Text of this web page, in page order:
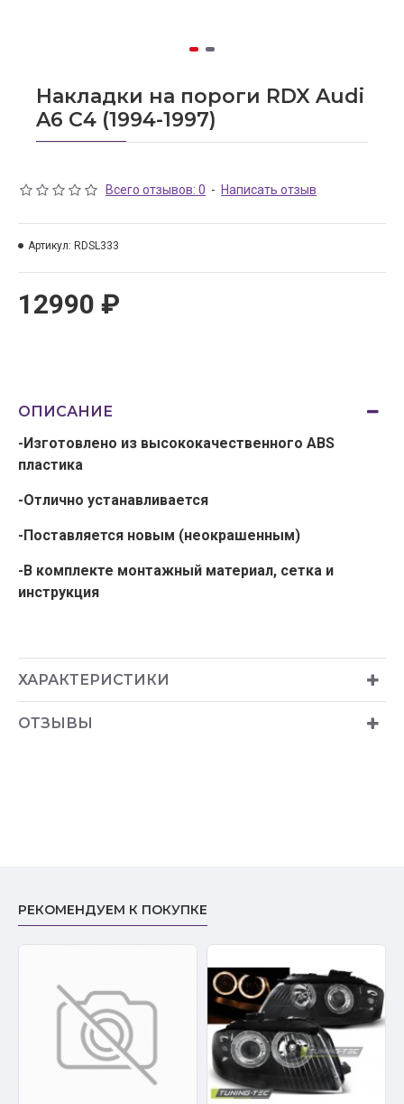
Накладки на пороги RDX Audi
A6 С4 (1994-1997)
Всего отзывов: 0 - Написать отзыв
12990 ₽
Артикул: RDSL333
ОПИСАНИЕ
-Изготовлено из высококачественного ABS
пластика
-Отлично устанавливается
-Поставляется новым (неокрашенным)
-В комплекте монтажный материал, сетка и
инструкция
ХАРАКТЕРИСТИКИ
ОТЗЫВЫ
РЕКОМЕНДУЕМ К ПОКУПКЕ